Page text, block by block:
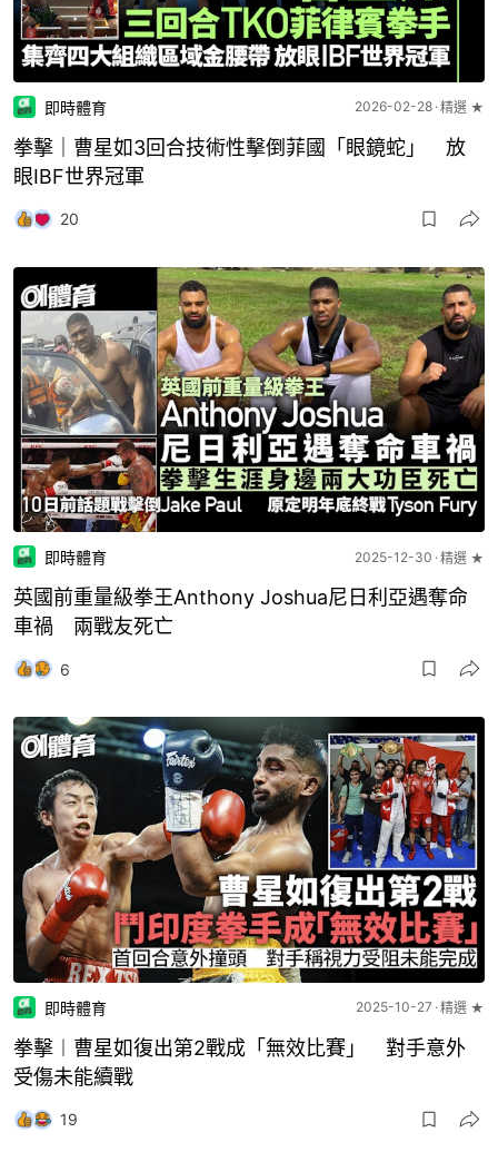
即時體育 2026-02-28 精選 ★
拳擊｜曹星如3回合技術性擊倒菲國「眼鏡蛇」 放
眼IBF世界冠軍
20
即時體育 2025-12-30 精選 ★
英國前重量級拳王Anthony Joshua尼日利亞遇奪命
車禍 兩戰友死亡
6
即時體育 2025-10-27 精選 ★
拳擊︱曹星如復出第2戰成「無效比賽」 對手意外
受傷未能續戰
19